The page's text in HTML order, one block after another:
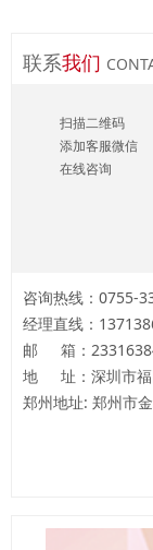
联系我们
扫描二维码
添加客服微信
在线咨询
咨询热线：0755-
经理直线：
邮
箱：
地
址：深圳市
郑州地址: 郑州市